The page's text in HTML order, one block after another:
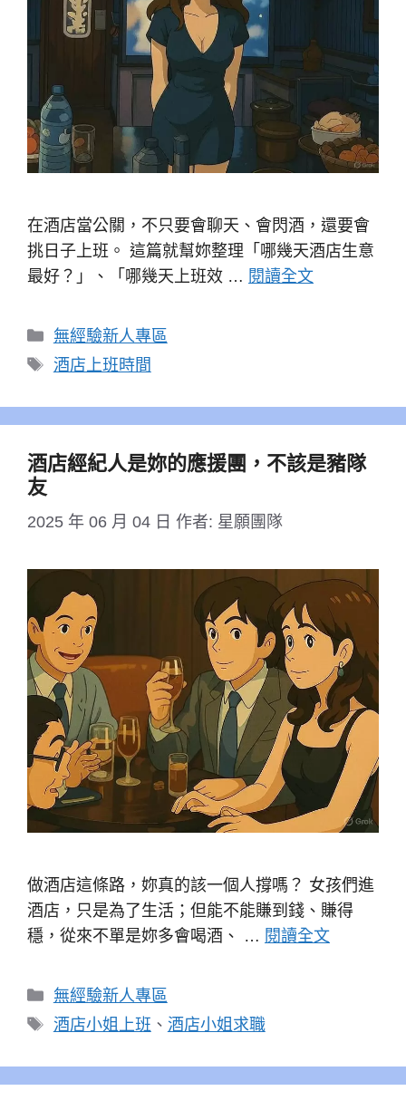
在酒店當公關，不只要會聊天、會閃酒，還要會
挑日子上班。 這篇就幫妳整理「哪幾天酒店生意
最好？」、「哪幾天上班效 … 閱讀全文
分
類
無經驗新人專區
標
酒店上班時間
酒店經紀人是妳的應援團，不該是豬隊
友
2025 年 06 月 04 日 作者: 星願團隊
做酒店這條路，妳真的該一個人撐嗎？ 女孩們進
酒店，只是為了生活；但能不能賺到錢、賺得
穩，從來不單是妳多會喝酒、 … 閱讀全文
分
類
無經驗新人專區
標
酒店小姐上班 、 酒店小姐求職